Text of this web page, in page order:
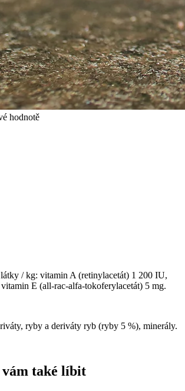
hodnotě
/ kg: vitamin A (retinylacetát) 1 200 IU,
E (all-rac-alfa-tokoferylacetát) 5 mg.
ryby a deriváty ryb (ryby 5 %), minerály.
vám také líbit